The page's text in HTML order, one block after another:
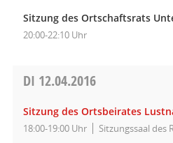
Sitzung des Ortschaftsrats
20:00-22:10 Uhr
DI 12.04.2016
Sitzung des Ortsbeirates
18:00-19:00 Uhr Sitzungssaal des